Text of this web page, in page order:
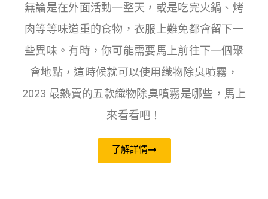
無論是在外面活動一整天，或是吃完火鍋、烤
肉等等味道重的食物，衣服上難免都會留下一
些異味。有時，你可能需要馬上前往下一個聚
會地點，這時候就可以使用織物除臭噴霧，
2023 最熱賣的五款織物除臭噴霧是哪些，馬上
來看看吧！
了解詳情